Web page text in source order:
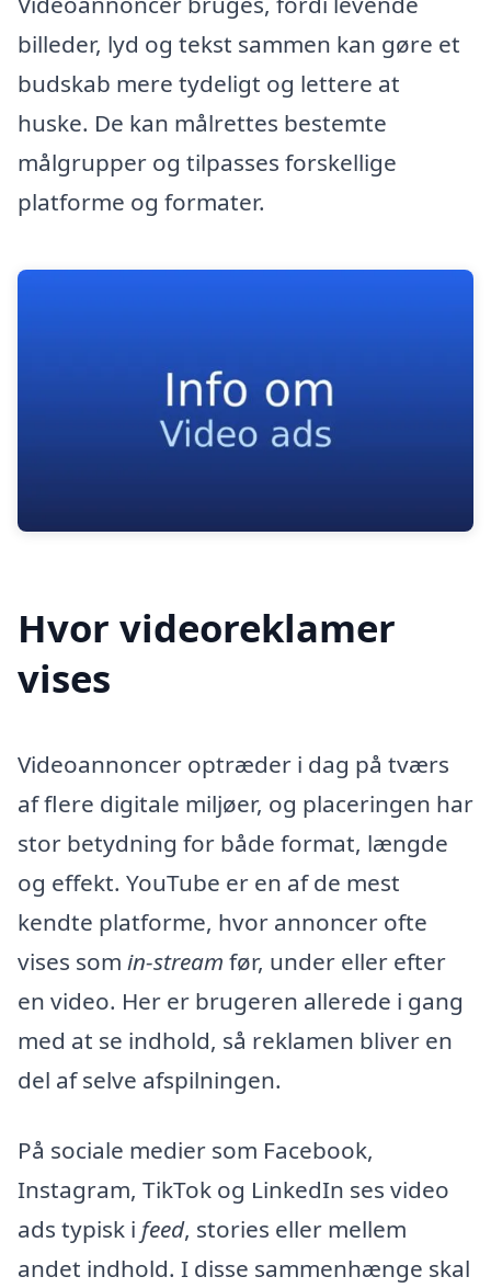
billeder, lyd og tekst sammen kan gøre et
budskab mere tydeligt og lettere at
huske. De kan målrettes bestemte
målgrupper og tilpasses forskellige
platforme og formater.
Hvor videoreklamer
vises
Videoannoncer optræder i dag på tværs
af flere digitale miljøer, og placeringen har
stor betydning for både format, længde
og effekt. YouTube er en af de mest
kendte platforme, hvor annoncer ofte
vises som in-stream før, under eller efter
en video. Her er brugeren allerede i gang
med at se indhold, så reklamen bliver en
del af selve afspilningen.
På sociale medier som Facebook,
Instagram, TikTok og LinkedIn ses video
ads typisk i feed, stories eller mellem
andet indhold. I disse sammenhænge skal